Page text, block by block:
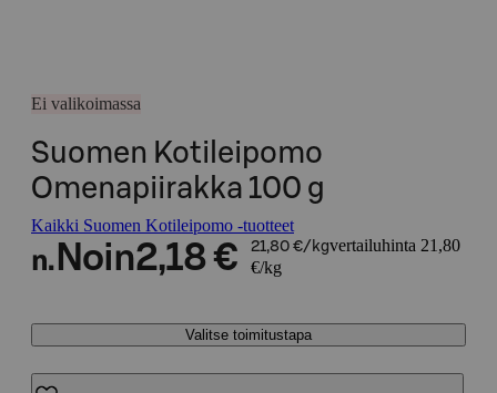
Ei valikoimassa
Suomen Kotileipomo
Omenapiirakka 100 g
Kaikki Suomen Kotileipomo -tuotteet
n. Noin2,18 € 21,80 €/kgvertailuhinta 21,80
€/kg
Valitse toimitustapa